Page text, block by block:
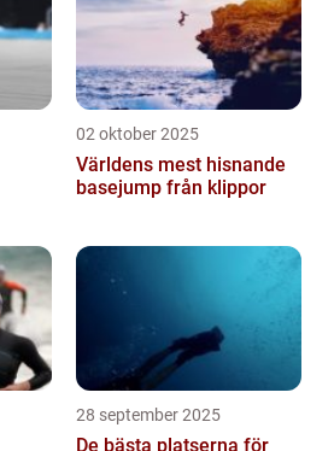
02 oktober 2025
Världens mest hisnande
basejump från klippor
28 september 2025
De bästa platserna för